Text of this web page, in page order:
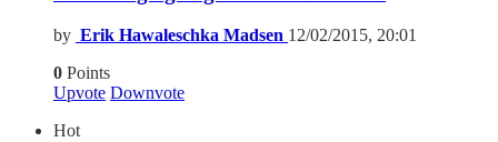
by Erik Hawaleschka Madsen 12/02/2015, 20:01
0 Points
Upvote Downvote
Hot